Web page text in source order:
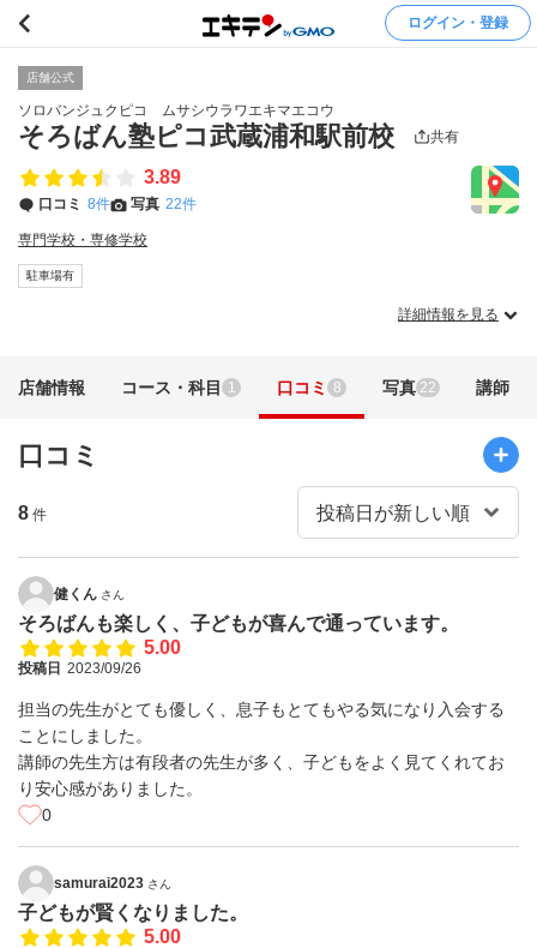
ログイン・登録
店舗公式
ソロバンジュクピコ ムサシウラワエキマエコウ
そろばん塾ピコ武蔵浦和駅前校 共有
3.89
口コミ 8件 写真 22件
専門学校・専修学校
駐車場有
詳細情報を見る
店舗情報 コース・科目 1 口コミ 8 写真 22 講師
口コミ
8 件
健くん さん
そろばんも楽しく、子どもが喜んで通っています。
5.00
投稿日 2023/09/26
担当の先生がとても優しく、息子もとてもやる気になり入会する
ことにしました。
講師の先生方は有段者の先生が多く、子どもをよく見てくれてお
り安心感がありました。
0
samurai2023 さん
子どもが賢くなりました。
5.00